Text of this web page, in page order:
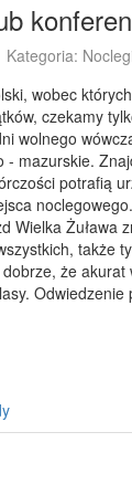
Kategoria:
wobec
czekamy
wolnego
- mazurskie.
potrafią
Wielka
także
że
Odwiedzenie